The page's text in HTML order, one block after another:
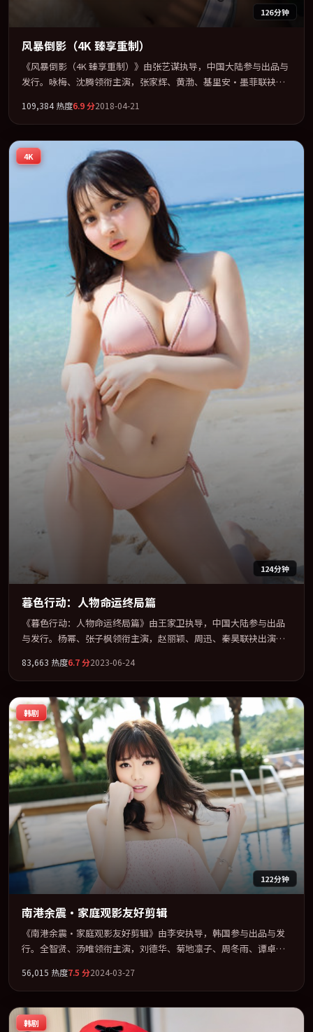
126分钟
风暴倒影（4K 臻享重制）
《风暴倒影（4K 臻享重制）》由张艺谋执导，中国大陆参与出品与
发行。咏梅、沈腾领衔主演，张家辉、黄渤、基里安·墨菲联袂出
类型为骨架，在叙事、表演与视听上力求统一。定于 2018-09-26 在
内地院线及主流平台同步亮相，2018 年度话题片中口碑稳健，适合
喜欢强情节与人物弧光的观众完整观看。
109,384热度6.9分2018-04-21
4K
124分钟
暮色行动：人物命运终局篇
《暮色行动：人物命运终局篇》由王家卫执导，中国大陆参与出品
与发行。杨幂、张子枫领衔主演，赵丽颖、周迅、秦昊联袂出演。
型为骨架，在叙事、表演与视听上力求统一。定于 2023-12-20 在内
地院线及主流平台同步亮相，2023 年度话题片中口碑稳健，适合喜
欢强情节与人物弧光的观众完整观看。
83,663 热度6.7分2023-06-24
韩剧
122分钟
南港余震·家庭观影友好剪辑
《南港余震·家庭观影友好剪辑》由李安执导，韩国参与出品与发
行。全智贤、汤唯领衔主演，刘德华、菊地凛子、周冬雨、谭卓联
记」类型为骨架，在叙事、表演与视听上力求统一。定于 2024-04-
25 在内地院线及主流平台同步亮相，2024 年度话题片中口碑稳健，
适合喜欢强情节与人物弧光的观众完整观看。
56,015 热度7.5 分2024-03-27
韩剧